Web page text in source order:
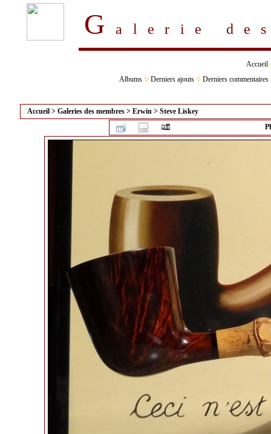
Galerie
Accueil
Albums
Derniers ajouts Derniers commentaires
Accueil > Galeries des membres > Erwin > Steve Liskey